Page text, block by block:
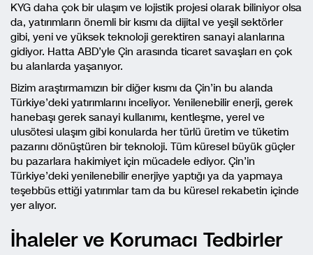
KYG daha çok bir ulaşım ve lojistik projesi olarak biliniyor olsa
da, yatırımların önemli bir kısmı da dijital ve yeşil sektörler
gibi, yeni ve yüksek teknoloji gerektiren sanayi alanlarına
gidiyor. Hatta ABD’yle Çin arasında ticaret savaşları en çok
bu alanlarda yaşanıyor.
Bizim araştırmamızın bir diğer kısmı da Çin’in bu alanda
Türkiye’deki yatırımlarını inceliyor. Yenilenebilir enerji, gerek
hanebaşı gerek sanayi kullanımı, kentleşme, yerel ve
ulusötesi ulaşım gibi konularda her türlü üretim ve tüketim
pazarını dönüştüren bir teknoloji. Tüm küresel büyük güçler
bu pazarlara hakimiyet için mücadele ediyor. Çin’in
Türkiye’deki yenilenebilir enerjiye yaptığı ya da yapmaya
teşebbüs ettiği yatırımlar tam da bu küresel rekabetin içinde
yer alıyor.
İhaleler ve Korumacı Tedbirler